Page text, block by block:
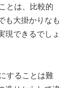
とは、比較的
も大掛かりなも
現できるでしょ
することは難